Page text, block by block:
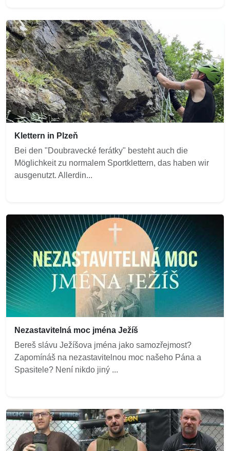
Klettern in Plzeň
Bei den "Doubravecké ferátky" besteht auch die
Möglichkeit zu normalem Sportklettern, das haben wir
ausgenutzt. Allerdin...
Nezastavitelná moc jména Ježíš
Bereš slávu Ježíšova jména jako samozřejmost?
Zapomínáš na nezastavitelnou moc našeho Pána a
Spasitele? Není nikdo jiný ...